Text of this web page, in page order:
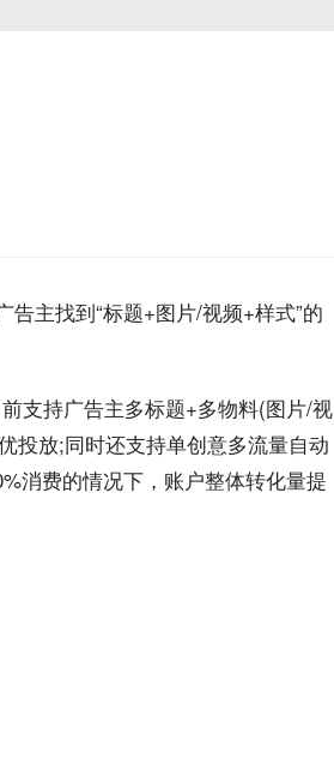
告主找到“标题+图片/视频+样式”的
支持广告主多标题+多物料(图片/视
投放;同时还支持单创意多流量自动
消费的情况下，账户整体转化量提